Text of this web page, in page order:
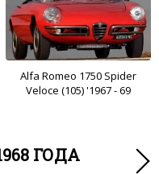
Alfa Romeo 1750 Spider
Veloce (105) '1967 - 69
ГОДА